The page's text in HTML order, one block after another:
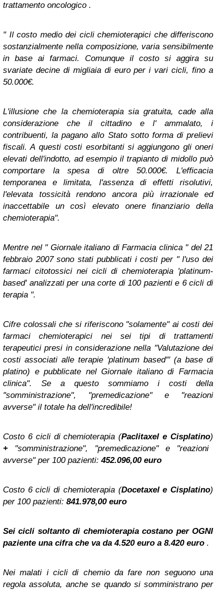
trattamento oncologico .
" Il costo medio dei cicli chemioterapici che differiscono
sostanzialmente nella composizione, varia sensibilmente
in base ai farmaci. Comunque il costo si aggira su
svariate decine di migliaia di euro per i vari cicli, fino a
50.000€.
L'illusione che la chemioterapia sia gratuita, cade alla
considerazione che il cittadino e l' ammalato, i
contribuenti, la pagano allo Stato sotto forma di prelievi
fiscali. A questi costi esorbitanti si aggiungono gli oneri
elevati dell'indotto, ad esempio il trapianto di midollo può
comportare la spesa di oltre 50.000€. L'efficacia
temporanea e limitata, l'assenza di effetti risolutivi,
l'elevata tossicità rendono ancora più irrazionale ed
inaccettabile un così elevato onere finanziario della
chemioterapia".
Mentre nel " Giornale italiano di Farmacia clinica " del 21
febbraio 2007 sono stati pubblicati i costi per " l'uso dei
farmaci citotossici nei cicli di chemioterapia 'platinum-
based' analizzati per una corte di 100 pazienti e 6 cicli di
terapia ".
Cifre colossali che si riferiscono "solamente" ai costi dei
farmaci chemioterapici nei sei tipi di trattamenti
terapeutici presi in considerazione nella "Valutazione dei
costi associati alle terapie 'platinum based'" (a base di
platino) e pubblicate nel Giornale italiano di Farmacia
clinica". Se a questo sommiamo i costi della
"somministrazione", "premedicazione" e "reazioni
avverse" il totale ha dell'incredibile!
Costo 6 cicli di chemioterapia (Paclitaxel e Cisplatino)
+ "somministrazione", "premedicazione" e "reazioni
avverse" per 100 pazienti:452.096,00 euro
Costo 6 cicli di chemioterapia (Docetaxel e Cisplatino)
per 100 pazienti: 841.978,00 euro
Sei cicli soltanto di chemioterapia costano per OGNI
paziente una cifra che va da 4.520 euro a 8.420 euro .
Nei malati i cicli di chemio da fare non seguono una
regola assoluta, anche se quando si somministrano per